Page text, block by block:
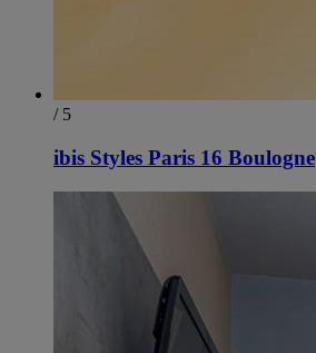
/ 5
ibis Styles Paris 16 Boulogne